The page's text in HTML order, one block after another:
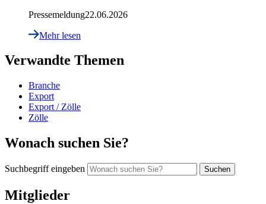
Pressemeldung22.06.2026
Mehr lesen
Verwandte Themen
Branche
Export
Export / Zölle
Zölle
Wonach suchen Sie?
Suchbegriff eingeben
Mitglieder